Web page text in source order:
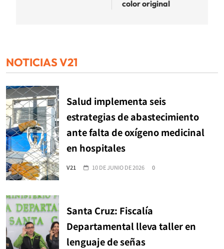
color original
NOTICIAS V21
Salud implementa seis
estrategias de abastecimiento
ante falta de oxígeno medicinal
en hospitales
V21 10 DE JUNIO DE 2026 0
Santa Cruz: Fiscalía
Departamental lleva taller en
lenguaje de señas